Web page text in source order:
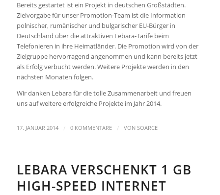
Bereits gestartet ist ein Projekt in deutschen Großstädten.
Zielvorgabe für unser Promotion-Team ist die Information
polnischer, rumänischer und bulgarischer EU-Bürger in
Deutschland über die attraktiven Lebara-Tarife beim
Telefonieren in ihre Heimatländer. Die Promotion wird von der
Zielgruppe hervorragend angenommen und kann bereits jetzt
als Erfolg verbucht werden. Weitere Projekte werden in den
nächsten Monaten folgen.
Wir danken Lebara für die tolle Zusammenarbeit und freuen
uns auf weitere erfolgreiche Projekte im Jahr 2014.
17. JANUAR 2014 / 0 KOMMENTARE / VON SOARCE
LEBARA VERSCHENKT 1 GB
HIGH-SPEED INTERNET